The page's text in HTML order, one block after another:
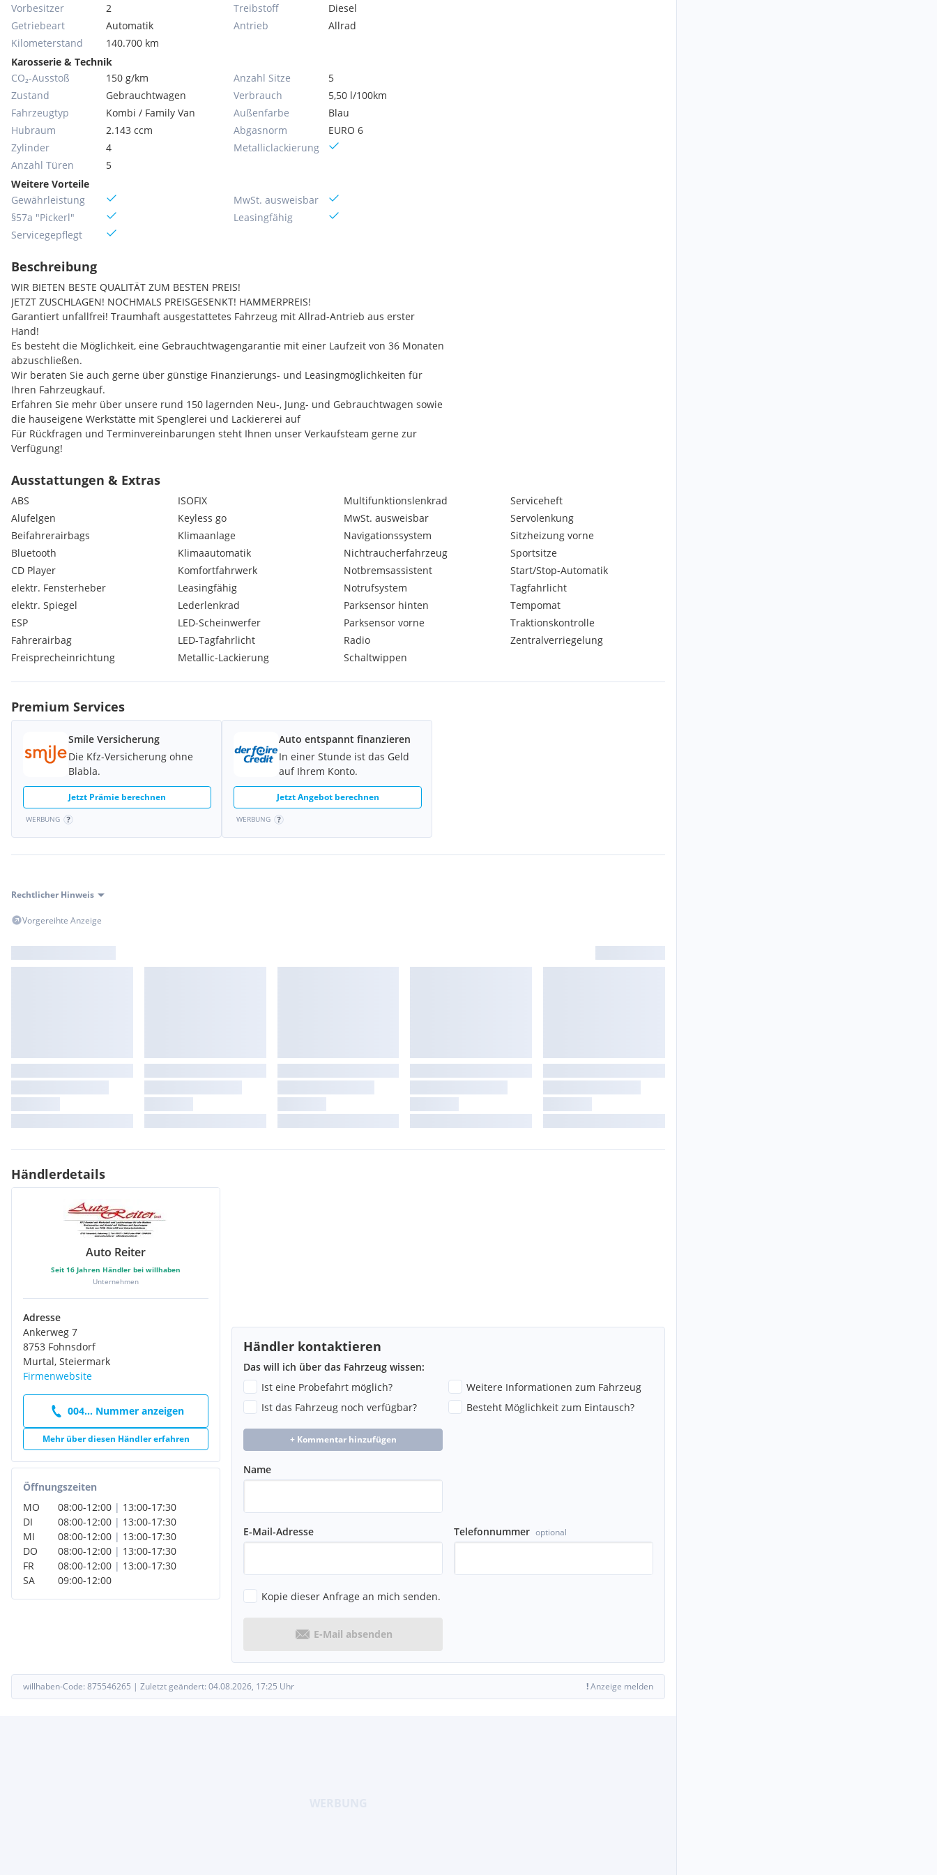
Vorbesitzer
2
Getriebeart
Automatik
Kilometerstand
140.700 km
Treibstoff
Diesel
Antrieb
Allrad
Karosserie & Technik
CO₂-Ausstoß
150 g/km
Zustand
Gebrauchtwagen
Fahrzeugtyp
Kombi / Family Van
Hubraum
2.143 ccm
Zylinder
4
Anzahl Türen
5
Anzahl Sitze
5
Verbrauch
5,50 l/100km
Außenfarbe
Blau
Abgasnorm
EURO 6
Metallic­lackierung
Weitere Vorteile
Gewährleistung
§57a "Pickerl"
Servicegepflegt
MwSt. ausweisbar
Leasingfähig
Beschreibung
WIR BIETEN BESTE QUALITÄT ZUM BESTEN PREIS!
JETZT ZUSCHLAGEN! NOCHMALS PREISGESENKT! HAMMERPREIS!
Garantiert unfallfrei! Traumhaft ausgestattetes Fahrzeug mit Allrad-Antrieb aus erster
Hand!
Es besteht die Möglichkeit, eine Gebrauchtwagengarantie mit einer Laufzeit von 36 Monaten
abzuschließen.
Wir beraten Sie auch gerne über günstige Finanzierungs- und Leasingmöglichkeiten für
Ihren Fahrzeugkauf.
Erfahren Sie mehr über unsere rund 150 lagernden Neu-, Jung- und Gebrauchtwagen sowie
die hauseigene Werkstätte mit Spenglerei und Lackiererei auf
Für Rückfragen und Terminvereinbarungen steht Ihnen unser Verkaufsteam gerne zur
Verfügung!
Hr. Wolfgang REITER jun.: ,
Hr. Karim JABNOUN: ,
Hr. Halit Denis ÖLMEZ: ,
Extras:
TEILLEDER-INNENAUSSTATTUNG, LED-SCHEINWERFER, BILDSCHIRM-NAVIGATIONSSYSTEM,
SPORTSITZE MIT SITZHEIZUNG VORNE, 2-ZONEN KLIMAAUTOMATIK, TEMPOMAT + LIMITER,
EINPARKHILFE VORNE UND HINTEN, FREISPRECHEINRICHTUNG, 18 ZOLL ALUFELGEN, RADIO
MIT CD-LAUFWERK UND USB-ANSCHLUSS, MULTIFUNKTIONSLEDERLENKRAD MIT
SCHALTWIPPEN, UND VIELES MEHR....
Ausstattungen & Extras
ABS
Alufelgen
Beifahrerairbags
Bluetooth
CD Player
elektr. Fensterheber
elektr. Spiegel
ESP
Fahrerairbag
Freisprecheinrichtung
ISOFIX
Keyless go
Klimaanlage
Klimaautomatik
Komfortfahrwerk
Leasingfähig
Lederlenkrad
LED-Scheinwerfer
LED-Tagfahrlicht
Metallic-Lackierung
Multifunktionslenkrad
MwSt. ausweisbar
Navigationssystem
Nichtraucherfahrzeug
Notbremsassistent
Notrufsystem
Parksensor hinten
Parksensor vorne
Radio
Schaltwippen
Serviceheft
Servolenkung
Sitzheizung vorne
Sportsitze
Start/Stop-Automatik
Tagfahrlicht
Tempomat
Traktionskontrolle
Zentralverriegelung
Premium Services
Smile Versicherung
Die Kfz-Versicherung ohne
Blabla.
Jetzt Prämie berechnen
WERBUNG
Auto entspannt finanzieren
In einer Stunde ist das Geld
auf Ihrem Konto.
Jetzt Angebot berechnen
WERBUNG
Rechtlicher Hinweis
Vorgereihte Anzeige
Händlerdetails
Auto Reiter
Seit 16 Jahren Händler bei willhaben
Unternehmen
Adresse
Ankerweg 7
8753 Fohnsdorf
Murtal, Steiermark
Firmenwebsite
004... Nummer anzeigen
Mehr über diesen Händler erfahren
Öffnungszeiten
MO
08:00-12:00 | 13:00-17:30
DI
08:00-12:00 | 13:00-17:30
MI
08:00-12:00 | 13:00-17:30
DO
08:00-12:00 | 13:00-17:30
FR
08:00-12:00 | 13:00-17:30
SA
09:00-12:00
Händler kontaktieren
Das will ich über das Fahrzeug wissen:
Ist eine Probefahrt möglich?
Weitere Informationen zum Fahrzeug
Ist das Fahrzeug noch verfügbar?
Besteht Möglichkeit zum Eintausch?
+ Kommentar hinzufügen
Name
E-Mail-Adresse Telefonnummer optional
Kopie dieser Anfrage an mich senden.
E-Mail absenden
willhaben-Code: 875546265 | Zuletzt geändert: 04.08.2026, 17:25 Uhr !Anzeige melden